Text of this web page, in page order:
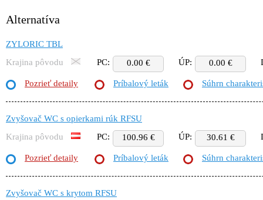
Alternatíva
ZYLORIC TBL
Krajina pôvodu
PC: 0.00 € ÚP: 0.00 €
Pozrieť detaily Príbalový leták Súhrn
Zvyšovač WC s opierkami rúk RFSU
Krajina pôvodu
PC: 100.96 € ÚP: 30.61 €
Pozrieť detaily Príbalový leták Súhrn
Zvyšovač WC s krytom RFSU